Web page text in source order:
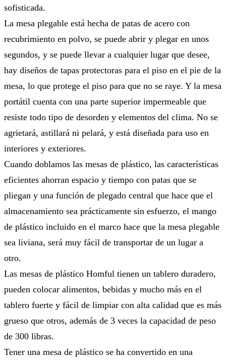
sofisticada.
La mesa plegable está hecha de patas de acero con
recubrimiento en polvo, se puede abrir y plegar en unos
segundos, y se puede llevar a cualquier lugar que desee,
hay diseños de tapas protectoras para el piso en el pie de la
mesa, lo que protege el piso para que no se raye. Y la mesa
portátil cuenta con una parte superior impermeable que
resiste todo tipo de desorden y elementos del clima. No se
agrietará, astillará ni pelará, y está diseñada para uso en
interiores y exteriores.
Cuando doblamos las mesas de plástico, las características
eficientes ahorran espacio y tiempo con patas que se
pliegan y una función de plegado central que hace que el
almacenamiento sea prácticamente sin esfuerzo, el mango
de plástico incluido en el marco hace que la mesa plegable
sea liviana, será muy fácil de transportar de un lugar a
otro.
Las mesas de plástico Homful tienen un tablero duradero,
pueden colocar alimentos, bebidas y mucho más en el
tablero fuerte y fácil de limpiar con alta calidad que es más
grueso que otros, además de 3 veces la capacidad de peso
de 300 libras.
Tener una mesa de plástico se ha convertido en una